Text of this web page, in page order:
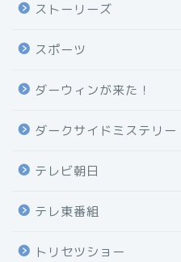
ストーリーズ
スポーツ
ダーウィンが来た！
ダークサイドミステリー
テレビ朝日
テレ東番組
トリセツショー